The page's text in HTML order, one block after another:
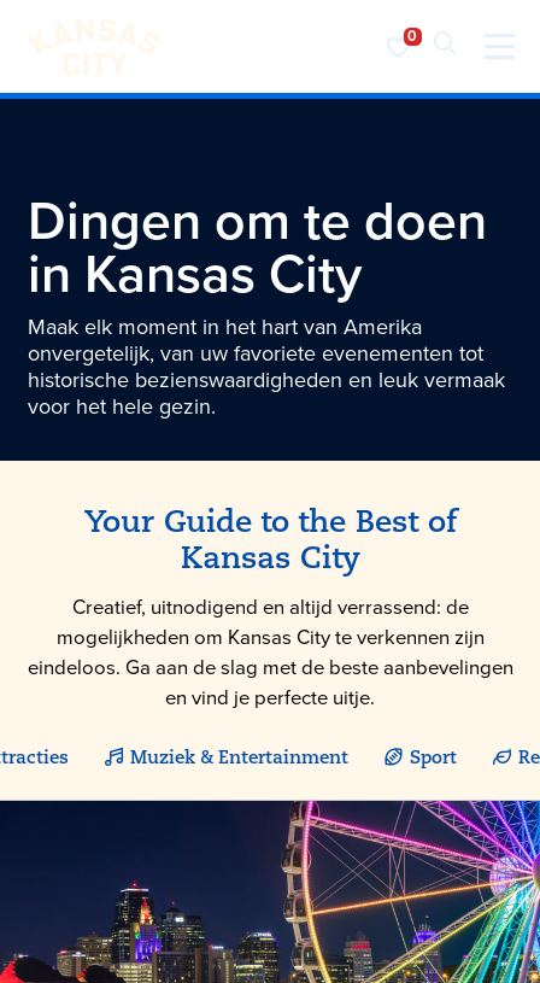
Bezoek KC
Dingen om te doen
in Kansas City
Maak elk moment in het hart van Amerika
onvergetelijk, van uw favoriete evenementen tot
historische bezienswaardigheden en leuk vermaak
voor het hele gezin.
Your Guide to the Best of
Kansas City
Creatief, uitnodigend en altijd verrassend: de
mogelijkheden om Kansas City te verkennen zijn
eindeloos. Ga aan de slag met de beste aanbevelingen
en vind je perfecte uitje.
Muziek & Entertainment Sport